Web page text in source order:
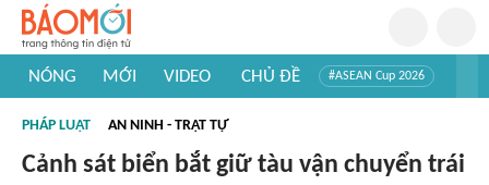
NÓNG MỚI VIDEO CHỦ ĐỀ #ASEAN Cup 2026
#Khám phá thế giới
PHÁP LUẬT AN NINH - TRẬT TỰ
Cảnh sát biển bắt giữ tàu vận chuyển trái